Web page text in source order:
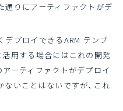
通りにアーティファクトがデ
デプロイできるARM テンプ
活用する場合にはこれの開発
ーティファクトがデプロイ
いことはないですが、これ